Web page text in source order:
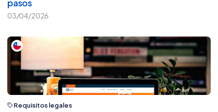
pasos
03/04/2026
Requisitos legales